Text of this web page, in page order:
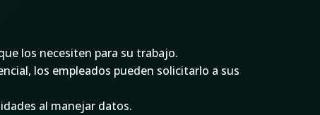
los necesiten para su trabajo.
los empleados pueden solicitarlo a sus
al manejar datos.